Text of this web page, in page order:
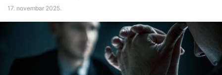
17. novembar 2025.